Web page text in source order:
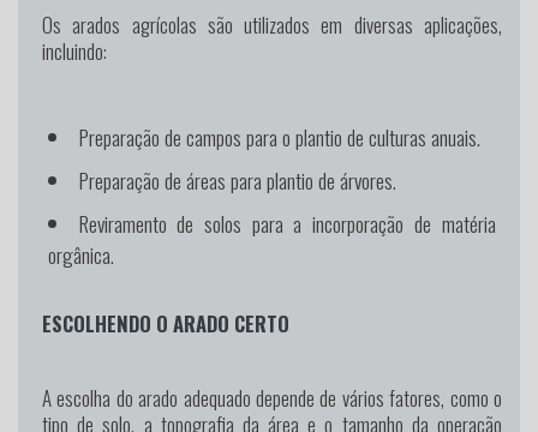
Os arados agrícolas são utilizados em diversas aplicações,
incluindo:
Preparação de campos para o plantio de culturas anuais.
Preparação de áreas para plantio de árvores.
Reviramento de solos para a incorporação de matéria
orgânica.
ESCOLHENDO O ARADO CERTO
A escolha do arado adequado depende de vários fatores, como o
tipo de solo, a topografia da área e o tamanho da operação